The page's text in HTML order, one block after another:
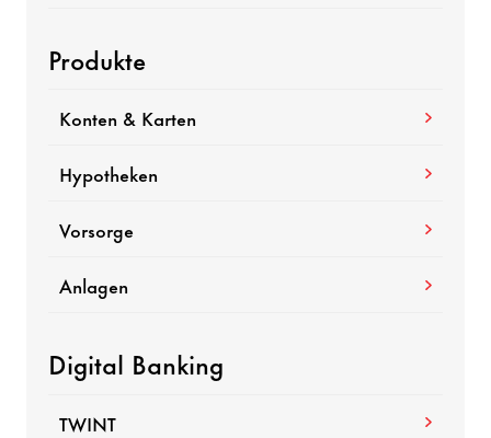
Produkte
Konten & Karten
Hypotheken
Vorsorge
Anlagen
Digital Banking
TWINT